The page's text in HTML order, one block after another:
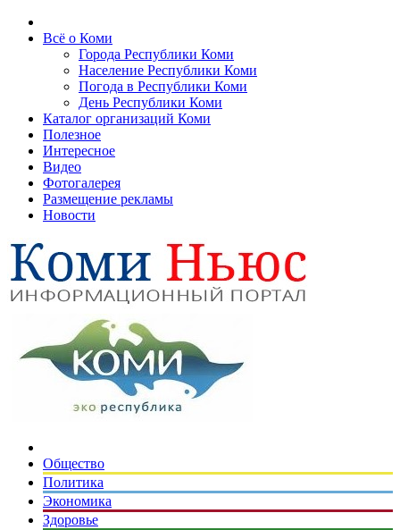
Всё о Коми
Города Республики Коми
Население Республики Коми
Погода в Республики Коми
День Республики Коми
Каталог организаций Коми
Полезное
Интересное
Видео
Фотогалерея
Размещение рекламы
Новости
Общество
Политика
Экономика
Здоровье